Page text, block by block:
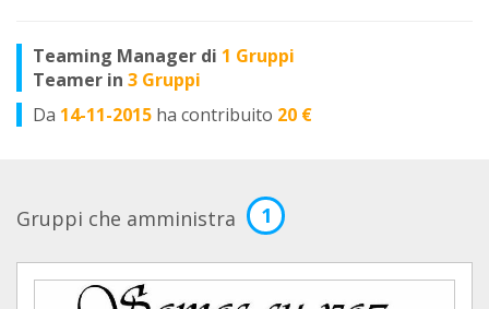
Teaming Manager di 1 Gruppi
Teamer in 3 Gruppi
Da 14-11-2015 ha contribuito 20 €
Gruppi che amministra 1